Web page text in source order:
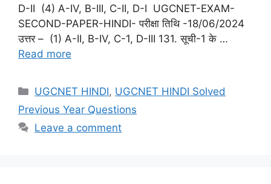
D-II (4) A-IV, B-III, C-II, D-I UGCNET-EXAM-
SECOND-PAPER-HINDI- परीक्षा तिथि -18/06/2024
उत्तर – (1) A-II, B-IV, C-1, D-III 131. सूची-1 के …
Read more
Categories
UGCNET HINDI, UGCNET HINDI Solved
Previous Year Questions
Leave a comment